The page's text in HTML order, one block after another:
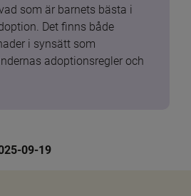
som är barnets bästa i
Det finns både
i synsätt som
adoptionsregler och
09-19